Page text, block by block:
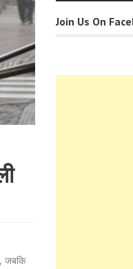
जबकि
Join Us On